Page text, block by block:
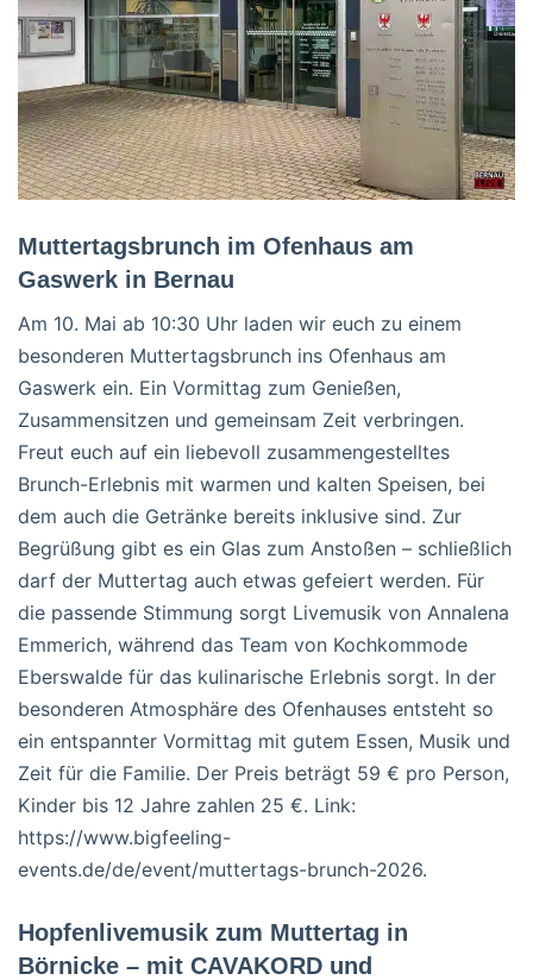
Muttertagsbrunch im Ofenhaus am
Gaswerk in Bernau
Am 10. Mai ab 10:30 Uhr laden wir euch zu einem
besonderen Muttertagsbrunch ins Ofenhaus am
Gaswerk ein. Ein Vormittag zum Genießen,
Zusammensitzen und gemeinsam Zeit verbringen.
Freut euch auf ein liebevoll zusammengestelltes
Brunch-Erlebnis mit warmen und kalten Speisen, bei
dem auch die Getränke bereits inklusive sind. Zur
Begrüßung gibt es ein Glas zum Anstoßen – schließlich
darf der Muttertag auch etwas gefeiert werden. Für
die passende Stimmung sorgt Livemusik von Annalena
Emmerich, während das Team von Kochkommode
Eberswalde für das kulinarische Erlebnis sorgt. In der
besonderen Atmosphäre des Ofenhauses entsteht so
ein entspannter Vormittag mit gutem Essen, Musik und
Zeit für die Familie. Der Preis beträgt 59 € pro Person,
Kinder bis 12 Jahre zahlen 25 €. Link:
https://www.bigfeeling-
events.de/de/event/muttertags-brunch-2026.
Hopfenlivemusik zum Muttertag in
Börnicke – mit CAVAKORD und